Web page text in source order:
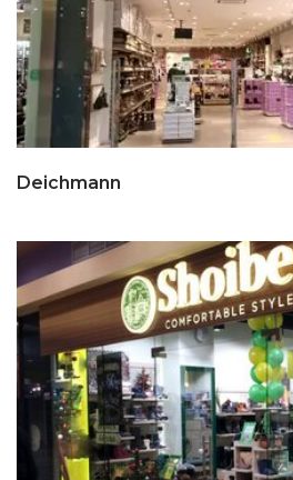
Deichmann